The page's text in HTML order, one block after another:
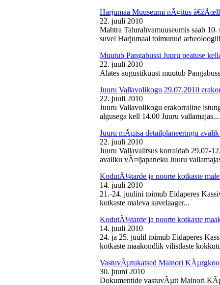
Harjumaa Muuseumi nÃ¤itus
22. juuli 2010
Mahtra Talurahvamuuseumis saab
suvel Harjumaal toimunud
Muutub Pangabussi Juuru peatuse
22. juuli 2010
Alates augustikuust muutub
Juuru Vallavolikogu 29.07.2010
22. juuli 2010
Juuru Vallavolikogu erakorraline
algusega kell 14.00 Juuru vallamajas...
Juuru mÃµisa detailplaneeringu
22. juuli 2010
Juuru Vallavalitsus korraldab 29.07-
avaliku vÃ¤ljapaneku Juuru
KodutÃ¼tarde ja noorte kotkaste
14. juuli 2010
21.-24. juulini toimub Eidaperes
kotkaste maleva suvelaager...
KodutÃ¼tarde ja noorte kotkaste
14. juuli 2010
24. ja 25. juulil toimub Eidaperes
kotkaste maakondlik vilistlaste
VastuvÃµtukatsed Mainori
30. juuni 2010
Dokumentide vastuvÃµtt Mainori